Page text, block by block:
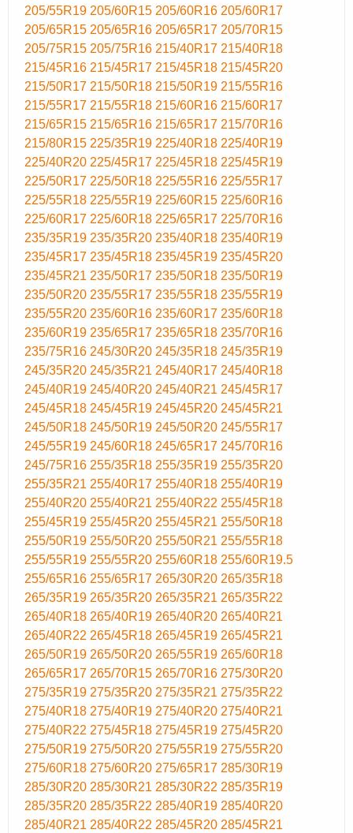
205/55R19 205/60R15 205/60R16 205/60R17
205/65R15 205/65R16 205/65R17 205/70R15
205/75R15 205/75R16 215/40R17 215/40R18
215/45R16 215/45R17 215/45R18 215/45R20
215/50R17 215/50R18 215/50R19 215/55R16
215/55R17 215/55R18 215/60R16 215/60R17
215/65R15 215/65R16 215/65R17 215/70R16
215/80R15 225/35R19 225/40R18 225/40R19
225/40R20 225/45R17 225/45R18 225/45R19
225/50R17 225/50R18 225/55R16 225/55R17
225/55R18 225/55R19 225/60R15 225/60R16
225/60R17 225/60R18 225/65R17 225/70R16
235/35R19 235/35R20 235/40R18 235/40R19
235/45R17 235/45R18 235/45R19 235/45R20
235/45R21 235/50R17 235/50R18 235/50R19
235/50R20 235/55R17 235/55R18 235/55R19
235/55R20 235/60R16 235/60R17 235/60R18
235/60R19 235/65R17 235/65R18 235/70R16
235/75R16 245/30R20 245/35R18 245/35R19
245/35R20 245/35R21 245/40R17 245/40R18
245/40R19 245/40R20 245/40R21 245/45R17
245/45R18 245/45R19 245/45R20 245/45R21
245/50R18 245/50R19 245/50R20 245/55R17
245/55R19 245/60R18 245/65R17 245/70R16
245/75R16 255/35R18 255/35R19 255/35R20
255/35R21 255/40R17 255/40R18 255/40R19
255/40R20 255/40R21 255/40R22 255/45R18
255/45R19 255/45R20 255/45R21 255/50R18
255/50R19 255/50R20 255/50R21 255/55R18
255/55R19 255/55R20 255/60R18 255/60R19.5
255/65R16 255/65R17 265/30R20 265/35R18
265/35R19 265/35R20 265/35R21 265/35R22
265/40R18 265/40R19 265/40R20 265/40R21
265/40R22 265/45R18 265/45R19 265/45R21
265/50R19 265/50R20 265/55R19 265/60R18
265/65R17 265/70R15 265/70R16 275/30R20
275/35R19 275/35R20 275/35R21 275/35R22
275/40R18 275/40R19 275/40R20 275/40R21
275/40R22 275/45R18 275/45R19 275/45R20
275/50R19 275/50R20 275/55R19 275/55R20
275/60R18 275/60R20 275/65R17 285/30R19
285/30R20 285/30R21 285/30R22 285/35R19
285/35R20 285/35R22 285/40R19 285/40R20
285/40R21 285/40R22 285/45R20 285/45R21